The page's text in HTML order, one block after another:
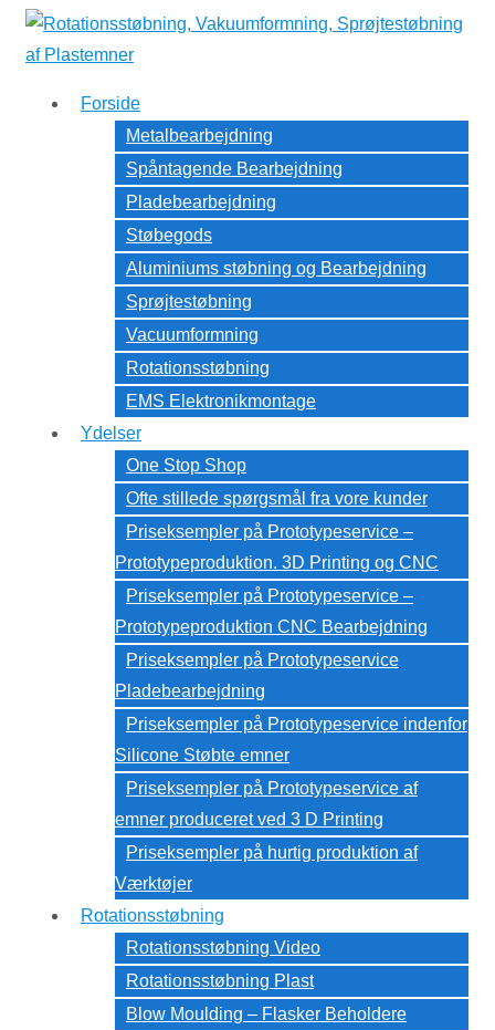
↓
Hop
hovedindhold
Forside
Metalbearbejdning
Spåntagende Bearbejdning
Pladebearbejdning
Støbegods
Aluminiums støbning og Bearbejdning
Sprøjtestøbning
Vacuumformning
Rotationsstøbning
EMS Elektronikmontage
Ydelser
One Stop Shop
Ofte stillede spørgsmål fra vore kunder
Priseksempler på Prototypeservice –
Prototypeproduktion. 3D Printing og CNC
Priseksempler på Prototypeservice –
Prototypeproduktion CNC Bearbejdning
Priseksempler på Prototypeservice
Pladebearbejdning
Priseksempler på Prototypeservice indenfor
Silicone Støbte emner
Priseksempler på Prototypeservice af
emner produceret ved 3 D Printing
Priseksempler på hurtig produktion af
Værktøjer
Rotationsstøbning
Rotationsstøbning Video
Rotationsstøbning Plast
Blow Moulding – Flasker Beholdere